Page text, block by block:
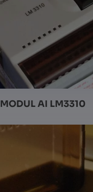
MODUL AI LM3310